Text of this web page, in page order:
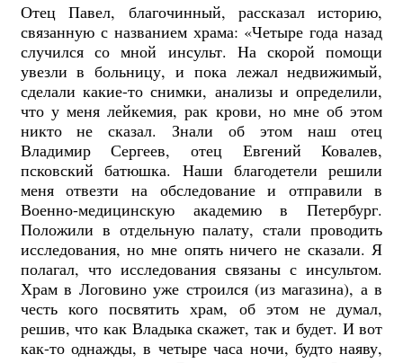
Отец Павел, благочинный, рассказал историю,
связанную с названием храма: «Четыре года назад
случился со мной инсульт. На скорой помощи
увезли в больницу, и пока лежал недвижимый,
сделали какие-то снимки, анализы и определили,
что у меня лейкемия, рак крови, но мне об этом
никто не сказал. Знали об этом наш отец
Владимир Сергеев, отец Евгений Ковалев,
псковский батюшка. Наши благодетели решили
меня отвезти на обследование и отправили в
Военно-медицинскую академию в Петербург.
Положили в отдельную палату, стали проводить
исследования, но мне опять ничего не сказали. Я
полагал, что исследования связаны с инсультом.
Храм в Логовино уже строился (из магазина), а в
честь кого посвятить храм, об этом не думал,
решив, что как Владыка скажет, так и будет. И вот
как-то однажды, в четыре часа ночи, будто наяву,